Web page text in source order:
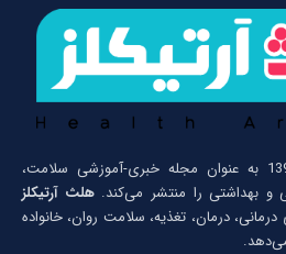
از سال 1396 به عنوان مجله خبری-آموزشی سلامت،
و بهداشتی را منتشر می‌کند.هلث آرتیکلز
درمان، تغذیه، سلامت روان، خانواده